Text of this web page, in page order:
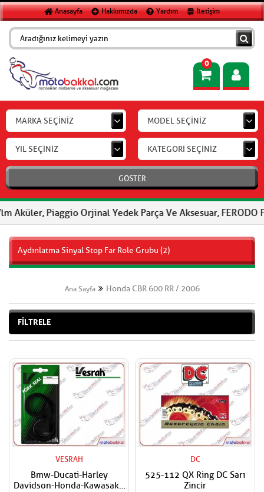
Anasayfa Hakkımızda Yardım İletişim
0
MARKA SEÇİNİZ MODEL SEÇİNİZ
YIL SEÇİNİZ KATEGORİ SEÇİNİZ
GÖSTER
Orjinal Yedek Parça Ve Aksesuar, FERODO Fren
Aydınlatma Sinyal Stop Far Role Grubu (2)
Ana Sayfa Honda CBR 600 RR / 2006
FİLTRELE
VESRAH
Bmw-Ducati-Harley
Davidson-Honda-Kawasaki-
DC
525-112 QX Ring DC Sarı
Zincir